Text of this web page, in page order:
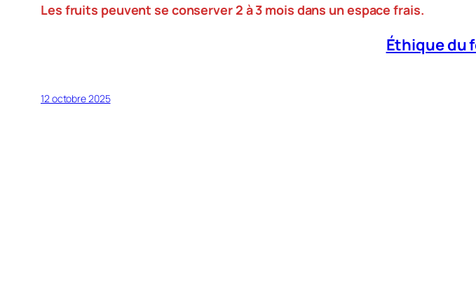
Les fruits peuvent se conserver 2 à 3 mois dans un espace frais.
Éthique du
12 octobre 2025